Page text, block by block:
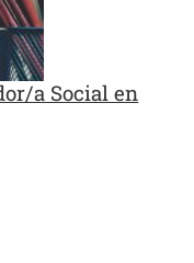
a Social en